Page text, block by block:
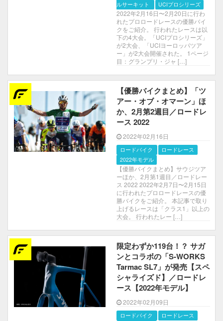
キット
UCIプロシリーズ
2022年2月16日〜2月20日に行わ
れたプロロードレースの優勝バイ
クをご紹介。 行われたレースは以
下の4大会。「UCIプロシリーズ」
が2大会、「UCIヨーロッパツア
ー」が2大会開催された。 1ページ
目：グランプリ・ジャ […]
【優勝バイクまとめ】「ツ
アー・オブ・オマーン」ほ
か、2月第2週目／ロードレ
ース 2022
2022年02月16日
ロードバイク
ロードレース
2022年モデル
【優勝バイクまとめ】サウジツア
ーほか、2月第1週目／ロードレー
ス 2022 2022年2月7日〜2月15日
に行われたプロロードレースの優
勝バイクをご紹介。 本記事で取り
上げるレースは「クラス1」以上の
大会。 行われたレー […]
限定わずか119台！？ サガ
ンとコラボの「S-WORKS
Tarmac SL7」が発売【スペ
シャライズド】／ロードレ
ース【2022年モデル】
2022年02月09日
ロードバイク
ロードレース